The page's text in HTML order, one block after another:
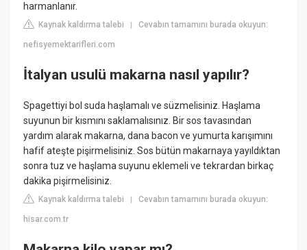
harmanlanır.
Kaynak kaldırma talebi |Cevabın tamamını burada okuyun:
nefisyemektarifleri.com
İtalyan usulü makarna nasıl yapılır?
Spagettiyi bol suda haşlamalı ve süzmelisiniz. Haşlama
suyunun bir kısmını saklamalısınız. Bir sos tavasından
yardım alarak makarna, dana bacon ve yumurta karışımını
hafif ateşte pişirmelisiniz. Sos bütün makarnaya yayıldıktan
sonra tuz ve haşlama suyunu eklemeli ve tekrardan birkaç
dakika pişirmelisiniz.
Kaynak kaldırma talebi |Cevabın tamamını burada okuyun:
hisar.com.tr